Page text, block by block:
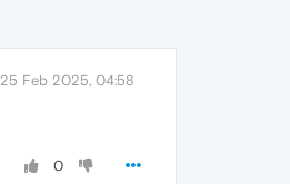
25 Feb 2025, 04:58
0